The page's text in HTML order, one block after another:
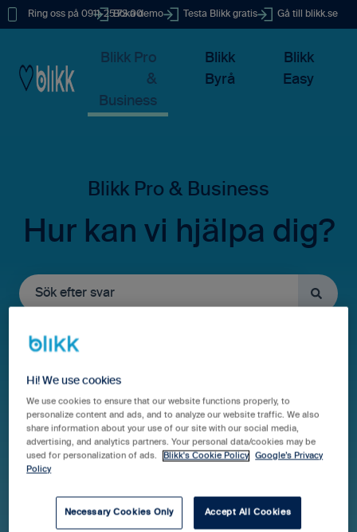
Ring oss på 0911-25 73 00
Boka demo Testa Blikk gratis Gå till blikk.se
Blikk Pro
&
Business
Blikk
Byrå
Blikk
Easy
Hur kan vi hjälpa dig?
Hjälpcenter Blikk Pro & Business Guider
Tid & Kvitton
Hitta attesterade kvitton
Hi! We use cookies
We use cookies to ensure that our website functions properly, to
personalize content and ads, and to analyze our website traffic. We also
share information about your use of our site with our social media,
advertising, and analytics partners. Your personal data/cookies may be
used for personalization of ads.
Blikk's Cookie Policy
Google’s Privacy
Policy
Necessary Cookies Only Accept All Cookies